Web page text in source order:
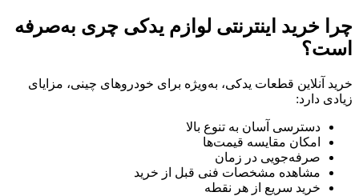
چرا خرید اینترنتی لوازم یدکی چری به‌صرفه
است؟
خرید آنلاین قطعات یدکی، به‌ویژه برای خودروهای چینی، مزایای
زیادی دارد:
دسترسی آسان به تنوع بالا
امکان مقایسه قیمت‌ها
صرفه‌جویی در زمان
مشاهده مشخصات فنی قبل از خرید
خرید سریع از هر نقطه